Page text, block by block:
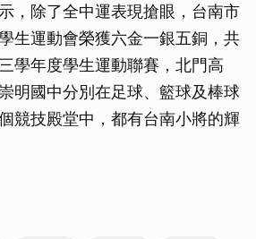
，除了全中運表現搶眼，台南市
生運動會榮獲六金一銀五銅，共
學年度學生運動聯賽，北門高
明國中分別在足球、籃球及棒球
競技殿堂中，都有台南小將的輝